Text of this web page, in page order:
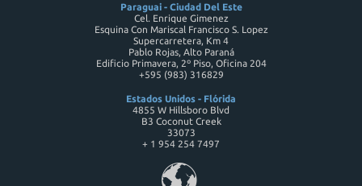
Paraguai - Ciudad Del Este
Cel. Enrique Gimenez
Esquina Con Mariscal Francisco S. Lopez
Supercarretera, Km 4
Pablo Rojas, Alto Paraná
Edificio Primavera, 2º Piso, Oficina 204
+595 (983) 316829
Estados Unidos - Flórida
4855 W Hillsboro Blvd
B3 Coconut Creek
33073
+ 1 954 254 7497